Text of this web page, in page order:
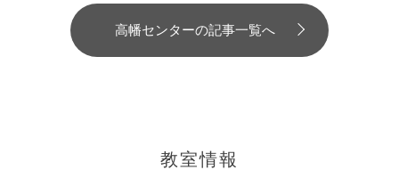
高幡センターの記事一覧へ
教室情報